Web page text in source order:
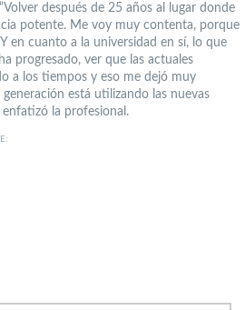
después de 25 años al lugar donde
potente. Me voy muy contenta, porque
en cuanto a la universidad en sí, lo que
progresado, ver que las actuales
a los tiempos y eso me dejó muy
está utilizando las nuevas
enfatizó la profesional.